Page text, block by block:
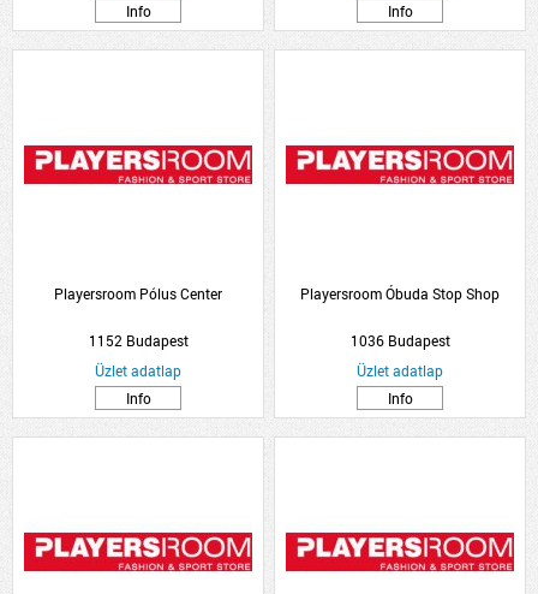
Info
Info
Playersroom Pólus Center
1152 Budapest
Üzlet adatlap
Info
Playersroom Óbuda Stop Shop
1036 Budapest
Üzlet adatlap
Info